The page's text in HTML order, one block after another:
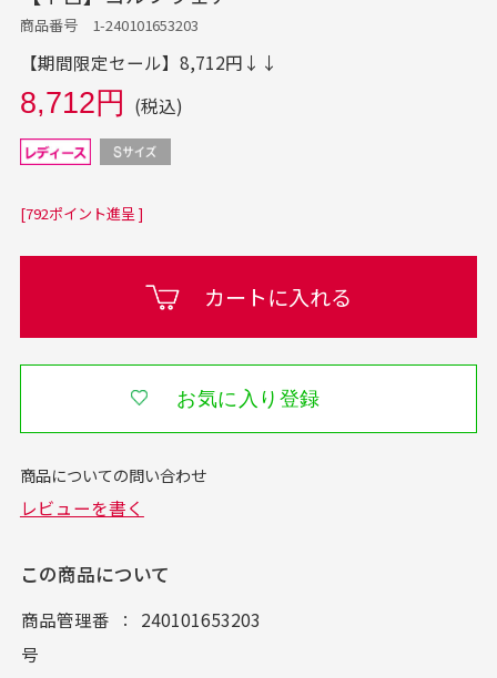
商品番号 1-240101653203
【期間限定セール】8,712円↓↓
8,712円 (税込)
[792ポイント進呈 ]
カートに入れる
お気に入り登録
この商品について
商品管理番
号
240101653203